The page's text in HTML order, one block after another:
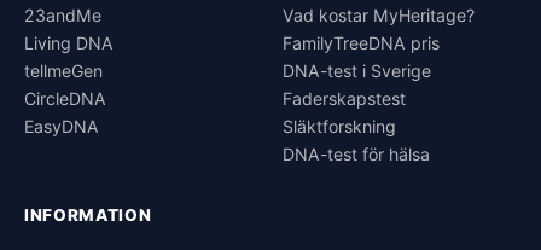
23andMe
Living DNA
tellmeGen
CircleDNA
EasyDNA
Vad kostar MyHeritage?
FamilyTreeDNA pris
DNA-test i Sverige
Faderskapstest
Släktforskning
DNA-test för hälsa
INFORMATION